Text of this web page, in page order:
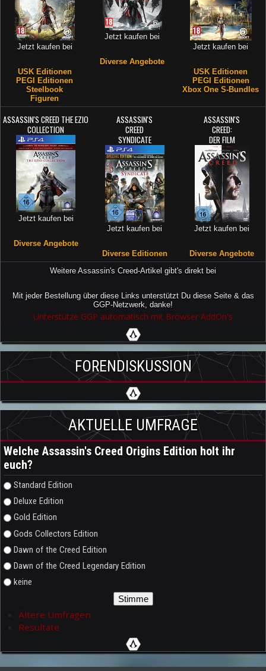
Jetzt kaufen bei
USK Editionen
PEGI Editionen
Steelbook
Figuren
Jetzt kaufen bei
Diverse Angebote
Jetzt kaufen bei
USK Editionen
PEGI Editionen
Xbox One S-Bundles
ASSASSIN'S CREED THE EZIO
COLLECTION
Jetzt kaufen bei
Diverse Angebote
ASSASSIN'S
CREED
SYNDICATE
Jetzt kaufen bei
Diverse Editionen
ASSASSIN'S
CREED:
DER FILM
Jetzt kaufen bei
Diverse Angebote
Weitere Assassin's Creed-Artikel gibt's direkt bei
Mit jeder Bestellung über diese Links unterstützt Du diese Seite & das
GGP-Netzwerk, danke!
Unterstütze GGP automatisch mit Browser AddOn's
FORENDISKUSSION
AKTUELLE UMFRAGE
Welche Assassin's Creed Origins Edition holt ihr
euch?
Auswahlmöglichkeiten
Standard Edition
Deluxe Edition
Gold Edition
Gods Collectors Edition
Dawn of the Creed Edition
Dawn of the Creed Legendary Edition
keine
Ältere Umfragen
Resultate